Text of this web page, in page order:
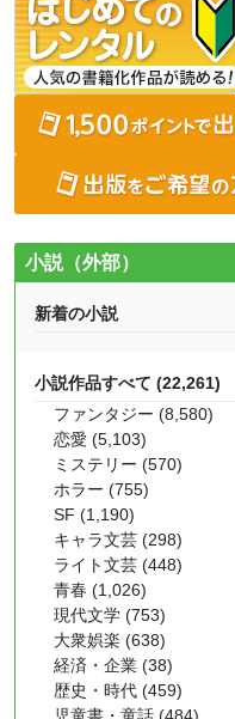
小説（外部）
新着の小説
小説作品すべて (22,261)
ファンタジー (8,580)
恋愛 (5,103)
ミステリー (570)
ホラー (755)
SF (1,190)
キャラ文芸 (298)
ライト文芸 (448)
青春 (1,026)
現代文学 (753)
大衆娯楽 (638)
経済・企業 (38)
歴史・時代 (459)